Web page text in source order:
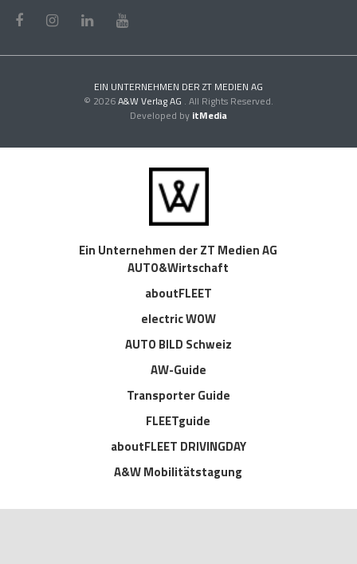
EIN UNTERNEHMEN DER ZT MEDIEN AG
© 2026A&W Verlag AG . All Rights Reserved.
Developed by itMedia
Ein Unternehmen der ZT Medien AG
AUTO&Wirtschaft
aboutFLEET
electric WOW
AUTO BILD Schweiz
AW-Guide
Transporter Guide
FLEETguide
aboutFLEET DRIVINGDAY
A&W Mobilitätstagung